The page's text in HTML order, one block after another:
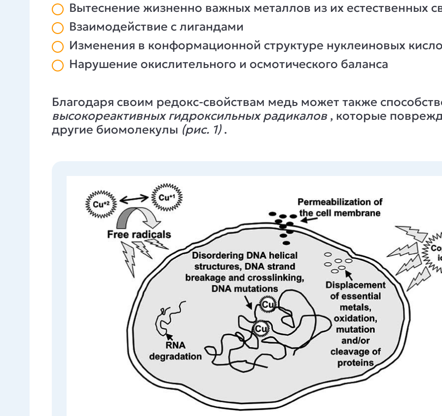
Вытеснение жизненно важных металлов из их естественных
Взаимодействие с лигандами
Изменения в конформационной структуре нуклеиновых
Нарушение окислительного и осмотического баланса
Благодаря своим редокс-свойствам медь может также
высокореактивных гидроксильных радикалов , которые
другие биомолекулы (рис. 1) .